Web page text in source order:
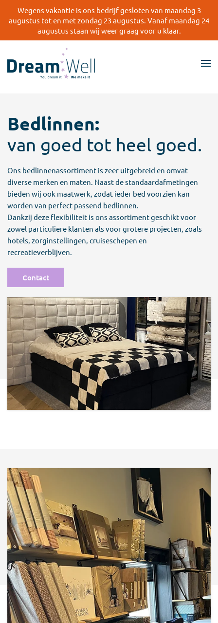
Skip
Wegens vakantie is ons bedrijf gesloten van maandag 3
augustus tot en met zondag 23 augustus. Vanaf maandag 24
augustus staan wij weer graag voor u klaar.
Bedlinnen:
van goed tot heel goed.
Ons bedlinnenassortiment is zeer uitgebreid en omvat
diverse merken en maten. Naast de standaardafmetingen
bieden wij ook maatwerk, zodat ieder bed voorzien kan
worden van perfect passend bedlinnen.
Dankzij deze flexibiliteit is ons assortiment geschikt voor
zowel particuliere klanten als voor grotere projecten, zoals
hotels, zorginstellingen, cruiseschepen en
recreatieverblijven.
Contact